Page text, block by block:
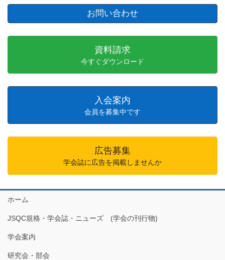
お問い合わせ
資料請求
今すぐダウンロード
入会案内
会員を募集中です
広告募集
学会誌に広告を掲載しませんか
ホーム
JSQC規格・学会誌・ニューズ (学会の刊行物)
学会案内
研究会・部会